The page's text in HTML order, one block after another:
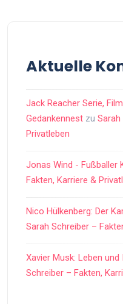
Aktuelle
Jack Reacher Serie,
Gedankennest zu Sarah
Privatleben
Jonas Wind - Fußballer
Fakten, Karriere &
Nico Hülkenberg: Der
Sarah Schreiber –
Xavier Musk: Leben
Schreiber – Fakten,